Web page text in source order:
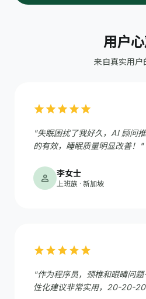
用户
来自真实用户
starstarstarstarstar
"失眠困扰了我好久，AI 顾问
的有效，睡眠质量明显改善！"
person 李女士
上班族 · 新加坡
starstarstarstarstar
"作为程序员，颈椎和眼睛问
性化建议非常实用，20-20-